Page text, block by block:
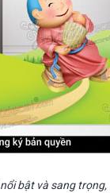
bật và sang